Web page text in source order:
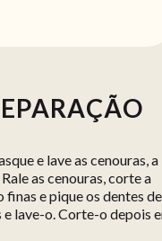
e lave as cenouras, a
as cenouras, corte a
e pique os dentes de
lave-o. Corte-o depois